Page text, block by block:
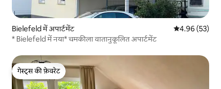
Bielefeld में अपार्टमेंट औसत रेटिंग 5 में
4.96 (53)
* Bielefeld में नया* चमकीला वातानुकूलित अपार्टमेंट
गेस्ट्स की फ़ेवरेट
गेस्ट्स की फ़ेवरेट